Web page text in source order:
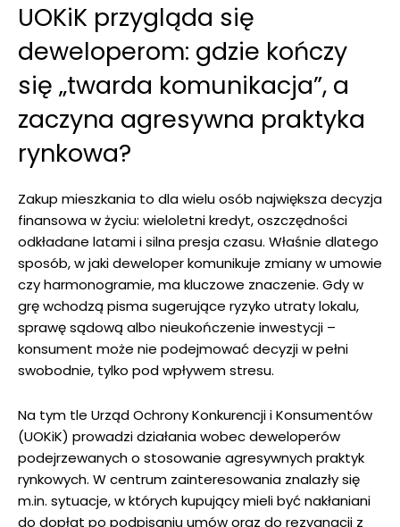
UOKiK przygląda się
deweloperom: gdzie kończy
się „twarda komunikacja”, a
zaczyna agresywna praktyka
rynkowa?
Zakup mieszkania to dla wielu osób największa decyzja
finansowa w życiu: wieloletni kredyt, oszczędności
odkładane latami i silna presja czasu. Właśnie dlatego
sposób, w jaki deweloper komunikuje zmiany w umowie
czy harmonogramie, ma kluczowe znaczenie. Gdy w
grę wchodzą pisma sugerujące ryzyko utraty lokalu,
sprawę sądową albo nieukończenie inwestycji –
konsument może nie podejmować decyzji w pełni
swobodnie, tylko pod wpływem stresu.
Na tym tle Urząd Ochrony Konkurencji i Konsumentów
(UOKiK) prowadzi działania wobec deweloperów
podejrzewanych o stosowanie agresywnych praktyk
rynkowych. W centrum zainteresowania znalazły się
m.in. sytuacje, w których kupujący mieli być nakłaniani
do dopłat po podpisaniu umów oraz do rezygnacji z